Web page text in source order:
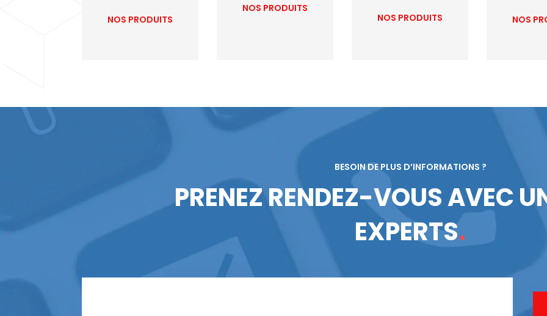
NOS PRODUITS
NOS PRODUITS
NOS PRODUITS NOS
BESOIN DE PLUS D’INFORMATIONS ?
PRENEZ RENDEZ-VOUS AVEC
EXPERTS.